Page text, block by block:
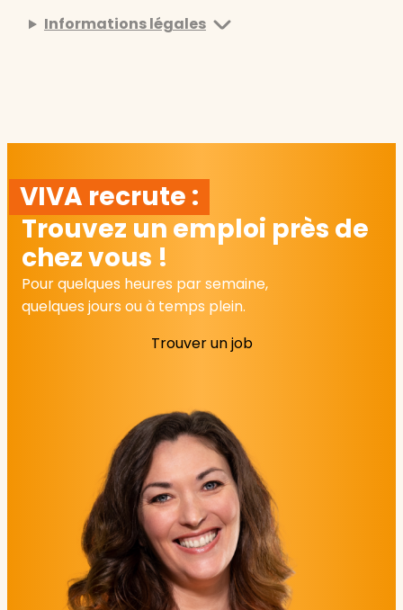
Informations légales
VIVA recrute :
Trouvez un emploi près de
chez vous !
Pour quelques heures par semaine,
quelques jours ou à temps plein.
Trouver un job